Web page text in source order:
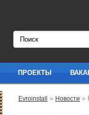
ПРОЕКТЫ
Evroinstall » Новости »